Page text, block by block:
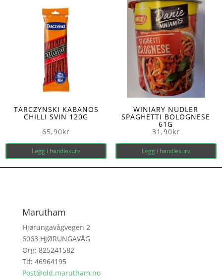
TARCZYNSKI KABANOS
CHILLI SVIN 120G
65,90kr
Legg i handlekurv
WINIARY NUDLER
SPAGHETTI BOLOGNESE
61G
31,90kr
Legg i handlekurv
Marutham
Hjørungavågvegen 2
6063 HJØRUNGAVÅG
Org: 825241582
Tlf: 46964195
Post@old.marutham.no